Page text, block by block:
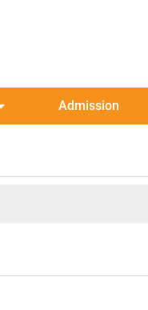
Admission